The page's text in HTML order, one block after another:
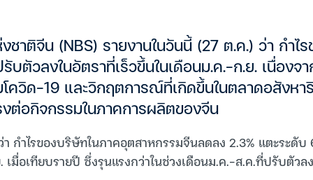
ชาติจีน (NBS) รายงานในวันนี้ (27 ต.ค.) ว่า กำไ
บตัวลงในอัตราที่เร็วขึ้นในเดือนม.ค.-ก.ย. เนื่องจ
ควิด-19 และวิกฤตการณ์ที่เกิดขึ้นในตลาดอสังห
ต่อกิจกรรมในภาคการผลิตของจีน
กำไรของบริษัทในภาคอุตสาหกรรมจีนลดลง 2.3% แตะระดั
เมื่อเทียบรายปี ซึ่งรุนแรงกว่าในช่วงเดือนม.ค.-ส.ค.ที่ปรับตัวล